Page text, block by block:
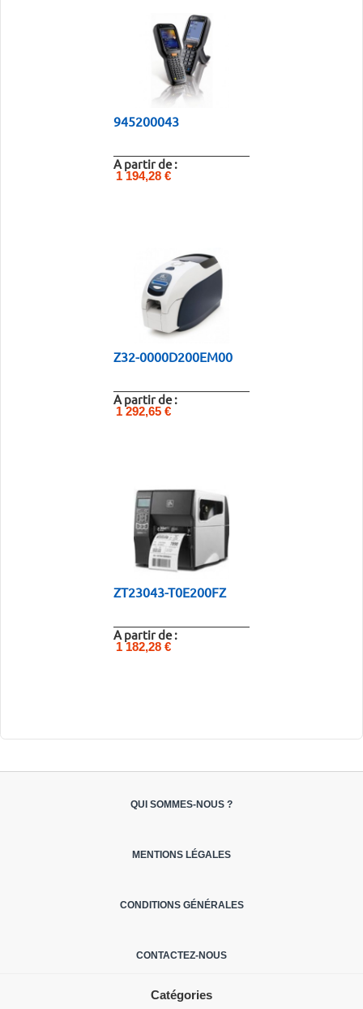
945200043
A partir de :
1 194,28 €
Z32-0000D200EM00
A partir de :
1 292,65 €
ZT23043-T0E200FZ
A partir de :
1 182,28 €
QUI SOMMES-NOUS ?
MENTIONS LÉGALES
CONDITIONS GÉNÉRALES
CONTACTEZ-NOUS
Catégories